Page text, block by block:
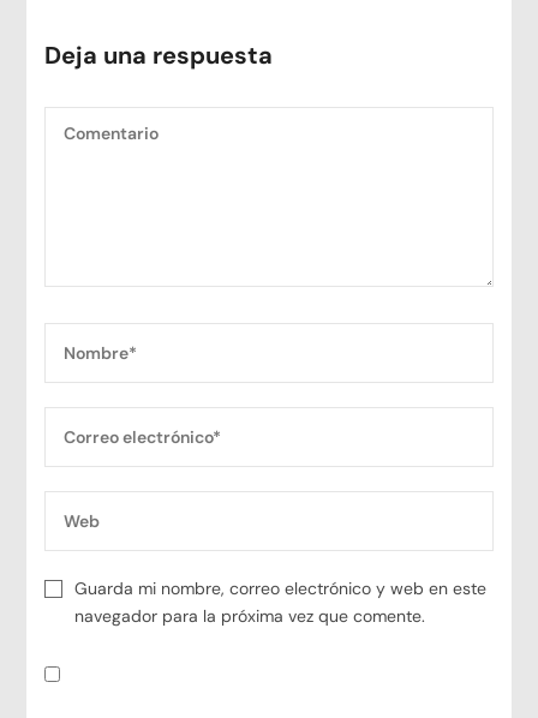
Deja una respuesta
Guarda mi nombre, correo electrónico y web en este
navegador para la próxima vez que comente.